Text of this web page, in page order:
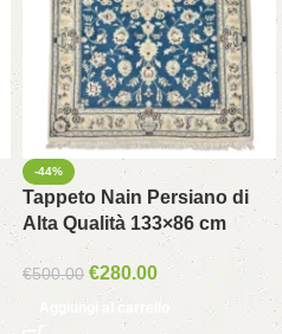
-44%
Tappeto Nain Persiano di
Alta Qualità 133×86 cm
€500.00 €280.00
Aggiungi al carrello